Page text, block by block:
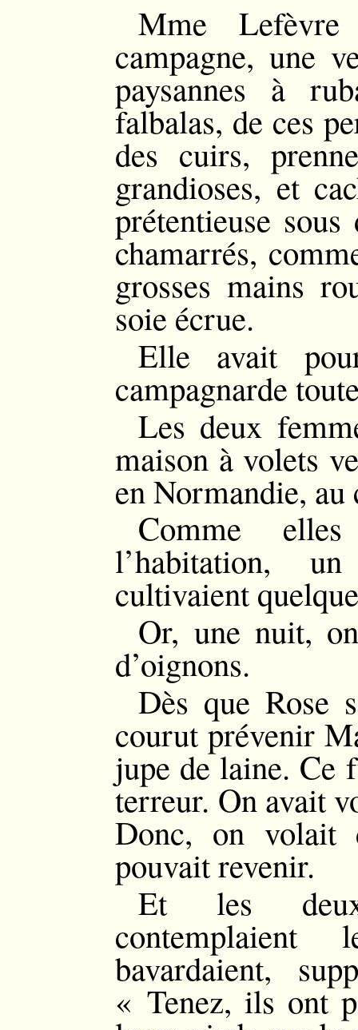
Mme
campagne, une
paysannes à
falbalas, de ces
des cuirs,
grandioses, et
prétentieuse
chamarrés,
grosses mains
soie écrue.
Elle avait
campagnarde
Les deux
maison à volets
en Normandie, au
Comme elles
l’habitation,
cultivaient
Or, une nuit,
d’oignons.
Dès que Rose
courut prévenir
jupe de laine. Ce
terreur. On avait
Donc, on volait
pouvait revenir.
Et les
bavardaient,
« Tenez, ils ont